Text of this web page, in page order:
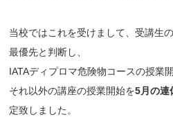
当校ではこれを受けまして、受講生
最優先と判断し、
IATAディプロマ危険物コースの授業
それ以外の講座の授業開始を5月の連
定致しました。